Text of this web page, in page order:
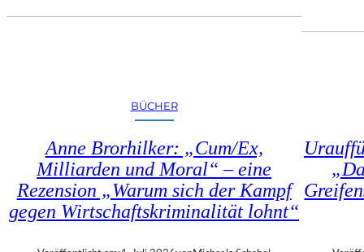
Z
A
R
T
D
O
U
BÜCHER
Anne Brorhilker: „Cum/Ex,
Milliarden und Moral“ – eine
Rezension „Warum sich der Kampf
gegen Wirtschaftskriminalität lohnt“